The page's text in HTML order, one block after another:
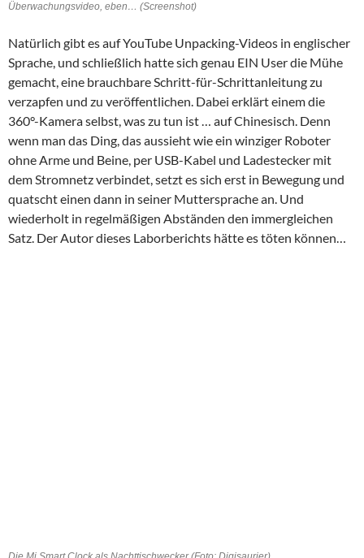
Überwachungsvideo, eben… (Screenshot)
Natürlich gibt es auf YouTube Unpacking-Videos in englischer
Sprache, und schließlich hatte sich genau EIN User die Mühe
gemacht, eine brauchbare Schritt-für-Schrittanleitung zu
verzapfen und zu veröffentlichen. Dabei erklärt einem die
360°-Kamera selbst, was zu tun ist … auf Chinesisch. Denn
wenn man das Ding, das aussieht wie ein winziger Roboter
ohne Arme und Beine, per USB-Kabel und Ladestecker mit
dem Stromnetz verbindet, setzt es sich erst in Bewegung und
quatscht einen dann in seiner Muttersprache an. Und
wiederholt in regelmäßigen Abständen den immergleichen
Satz. Der Autor dieses Laborberichts hätte es töten können…